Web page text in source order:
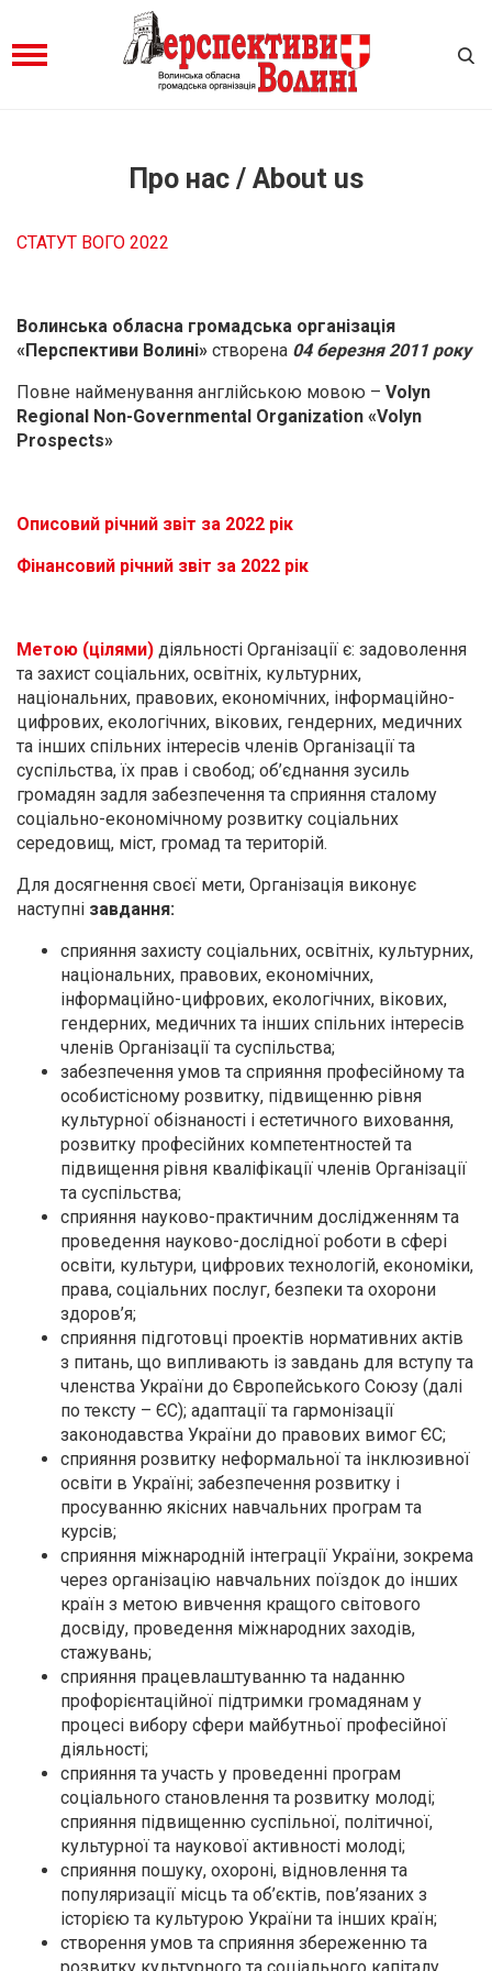
Про нас / About us
СТАТУТ ВОГО 2022
Волинська обласна громадська організація
«Перспективи Волині» створена 04 березня 2011 року
Повне найменування англійською мовою – Volyn
Regional Non-Governmental Organization «Volyn
Prospects»
Описовий річний звіт за 2022 рік
Фінансовий річний звіт за 2022 рік
Метою (цілями) діяльності Організації є: задоволення
та захист соціальних, освітніх, культурних,
національних, правових, економічних, інформаційно-
цифрових, екологічних, вікових, гендерних, медичних
та інших спільних інтересів членів Організації та
суспільства, їх прав і свобод; об’єднання зусиль
громадян задля забезпечення та сприяння сталому
соціально-економічному розвитку соціальних
середовищ, міст, громад та територій.
Для досягнення своєї мети, Організація виконує
наступні завдання:
сприяння захисту соціальних, освітніх, культурних,
національних, правових, економічних,
інформаційно-цифрових, екологічних, вікових,
гендерних, медичних та інших спільних інтересів
членів Організації та суспільства;
забезпечення умов та сприяння професійному та
особистісному розвитку, підвищенню рівня
культурної обізнаності і естетичного виховання,
розвитку професійних компетентностей та
підвищення рівня кваліфікації членів Організації
та суспільства;
сприяння науково-практичним дослідженням та
проведення науково-дослідної роботи в сфері
освіти, культури, цифрових технологій, економіки,
права, соціальних послуг, безпеки та охорони
здоров’я;
сприяння підготовці проектів нормативних актів
з питань, що випливають із завдань для вступу та
членства України до Європейського Союзу (далі
по тексту – ЄС); адаптації та гармонізації
законодавства України до правових вимог ЄС;
сприяння розвитку неформальної та інклюзивної
освіти в Україні; забезпечення розвитку і
просуванню якісних навчальних програм та
курсів;
сприяння міжнародній інтеграції України, зокрема
через організацію навчальних поїздок до інших
країн з метою вивчення кращого світового
досвіду, проведення міжнародних заходів,
стажувань;
сприяння працевлаштуванню та наданню
профорієнтаційної підтримки громадянам у
процесі вибору сфери майбутньої професійної
діяльності;
сприяння та участь у проведенні програм
соціального становлення та розвитку молоді;
сприяння підвищенню суспільної, політичної,
культурної та наукової активності молоді;
сприяння пошуку, охороні, відновлення та
популяризації місць та об’єктів, пов’язаних з
історією та культурою України та інших країн;
створення умов та сприяння збереженню та